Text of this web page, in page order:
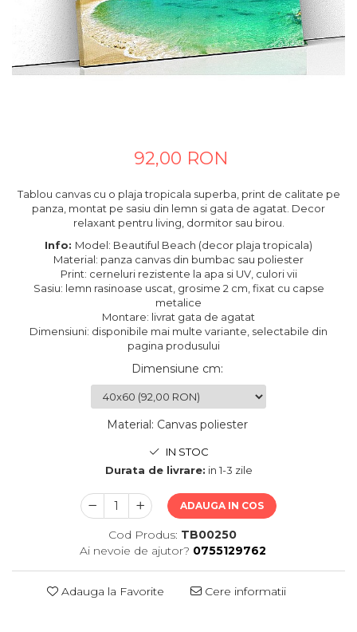
Tablouri canvas personalizate
92,00 RON
Tablou canvas cu o plaja tropicala superba, print de calitate pe
panza, montat pe sasiu din lemn si gata de agatat. Decor
relaxant pentru living, dormitor sau birou.
Info: Model: Beautiful Beach (decor plaja tropicala)
Material: panza canvas din bumbac sau poliester
Print: cerneluri rezistente la apa si UV, culori vii
Sasiu: lemn rasinoase uscat, grosime 2 cm, fixat cu capse
metalice
Montare: livrat gata de agatat
Dimensiuni: disponibile mai multe variante, selectabile din
pagina produsului
Dimensiune cm:
Material: Canvas poliester
IN STOC
Durata de livrare: in 1-3 zile
ADAUGA IN COS
Cod Produs: TB00250
Ai nevoie de ajutor? 0755129762
Adauga la Favorite Cere informatii